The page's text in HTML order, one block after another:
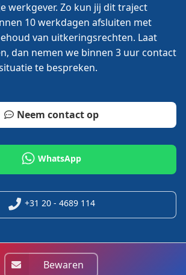
werkgever. Zo kun jij dit traject
10 werkdagen afsluiten met
van uitkeringsrechten. Laat
dan nemen we binnen 3 uur contact
te bespreken.
Neem contact op
WhatsApp
+31 20 - 4689 114
Bewaren